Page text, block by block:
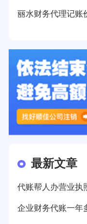
丽水财务代理记账
最新文章
代账帮人办营业执
企业财务代账一年